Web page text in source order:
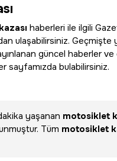
haberleri ile ilgili
ulaşabilirsiniz. Geçmişte
güncel haberler ve
sayfamızda bulabilirsiniz.
yaşanan motosiklet
Tüm motosiklet